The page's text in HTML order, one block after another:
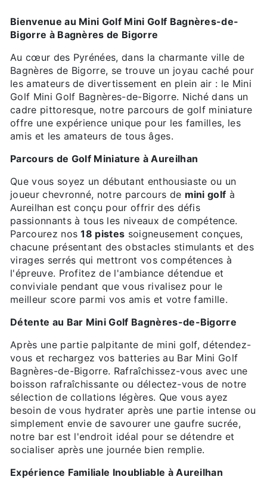
Bienvenue au Mini Golf Mini Golf Bagnères-de-
Bigorre à Bagnères de Bigorre
Au cœur des Pyrénées, dans la charmante ville de
Bagnères de Bigorre, se trouve un joyau caché pour
les amateurs de divertissement en plein air : le Mini
Golf Mini Golf Bagnères-de-Bigorre. Niché dans un
cadre pittoresque, notre parcours de golf miniature
offre une expérience unique pour les familles, les
amis et les amateurs de tous âges.
Parcours de Golf Miniature à Aureilhan
Que vous soyez un débutant enthousiaste ou un
joueur chevronné, notre parcours de mini golf à
Aureilhan est conçu pour offrir des défis
passionnants à tous les niveaux de compétence.
Parcourez nos18 pistes soigneusement conçues,
chacune présentant des obstacles stimulants et des
virages serrés qui mettront vos compétences à
l'épreuve. Profitez de l'ambiance détendue et
conviviale pendant que vous rivalisez pour le
meilleur score parmi vos amis et votre famille.
Détente au Bar Mini Golf Bagnères-de-Bigorre
Après une partie palpitante de mini golf, détendez-
vous et rechargez vos batteries au Bar Mini Golf
Bagnères-de-Bigorre. Rafraîchissez-vous avec une
boisson rafraîchissante ou délectez-vous de notre
sélection de collations légères. Que vous ayez
besoin de vous hydrater après une partie intense ou
simplement envie de savourer une gaufre sucrée,
notre bar est l'endroit idéal pour se détendre et
socialiser après une journée bien remplie.
Expérience Familiale Inoubliable à Aureilhan